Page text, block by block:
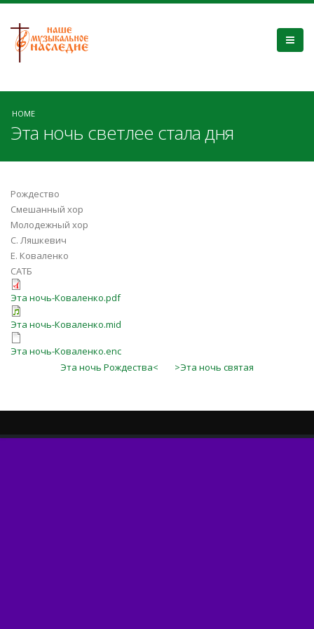
HOME
Эта ночь светлее стала дня
Рождество
Смешанный хор
Молодежный хор
С. Ляшкевич
Е. Коваленко
САТБ
Эта ночь-Коваленко.pdf
Эта ночь-Коваленко.mid
Эта ночь-Коваленко.enc
Эта ночь Рождества<
>Эта ночь святая